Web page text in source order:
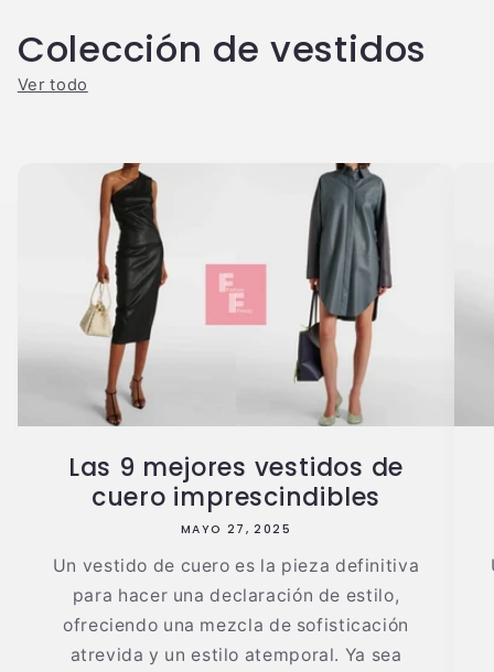
Colección de vestidos
Ver todo
Las 9 mejores vestidos de
cuero imprescindibles
MAYO 27, 2025
Un vestido de cuero es la pieza definitiva
para hacer una declaración de estilo,
ofreciendo una mezcla de sofisticación
atrevida y un estilo atemporal. Ya sea